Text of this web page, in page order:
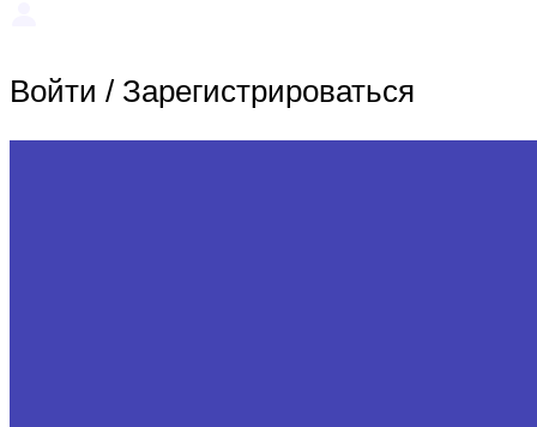
Войти / Зарегистрироваться